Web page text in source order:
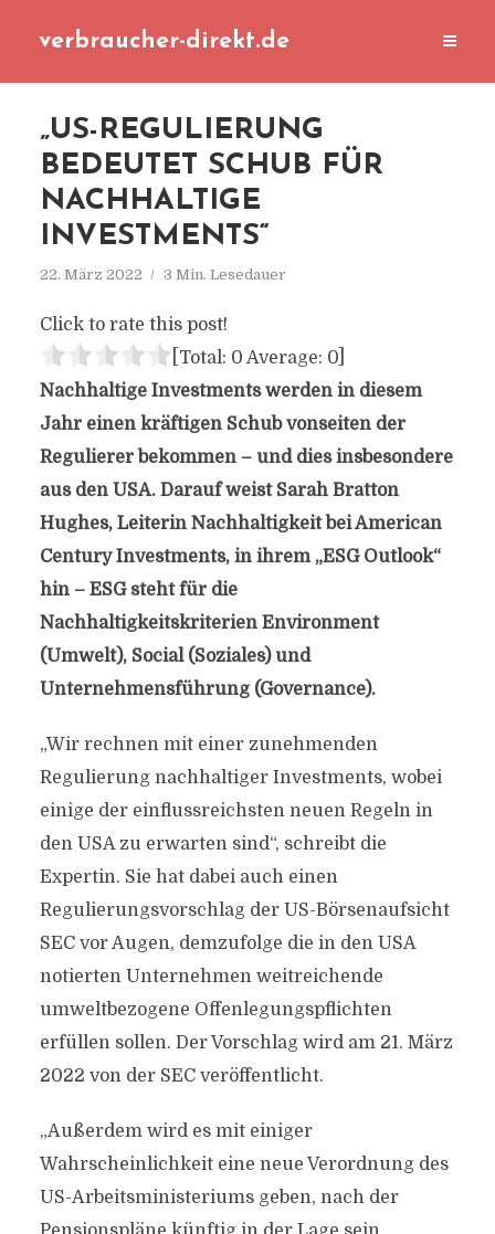
verbraucher-direkt.de
„US-REGULIERUNG
BEDEUTET SCHUB FÜR
NACHHALTIGE
INVESTMENTS“
22. März 2022 3 Min. Lesedauer
Click to rate this post!
[Total: 0 Average: 0]
Nachhaltige Investments werden in diesem
Jahr einen kräftigen Schub vonseiten der
Regulierer bekommen – und dies insbesondere
aus den USA. Darauf weist Sarah Bratton
Hughes, Leiterin Nachhaltigkeit bei American
Century Investments, in ihrem „ESG Outlook“
hin – ESG steht für die
Nachhaltigkeitskriterien Environment
(Umwelt), Social (Soziales) und
Unternehmensführung (Governance).
„Wir rechnen mit einer zunehmenden
Regulierung nachhaltiger Investments, wobei
einige der einflussreichsten neuen Regeln in
den USA zu erwarten sind“, schreibt die
Expertin. Sie hat dabei auch einen
Regulierungsvorschlag der US-Börsenaufsicht
SEC vor Augen, demzufolge die in den USA
notierten Unternehmen weitreichende
umweltbezogene Offenlegungspflichten
erfüllen sollen. Der Vorschlag wird am 21. März
2022 von der SEC veröffentlicht.
„Außerdem wird es mit einiger
Wahrscheinlichkeit eine neue Verordnung des
US-Arbeitsministeriums geben, nach der